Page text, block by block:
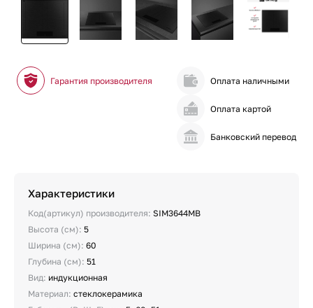
Гарантия производителя Оплата наличными
Оплата картой
Банковский перевод
Характеристики
Код(артикул) производителя: SIM3644MB
Высота (см): 5
Ширина (см): 60
Глубина (см): 51
Вид: индукционная
Материал: стеклокерамика